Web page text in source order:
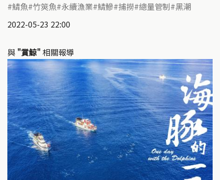
鯖魚 竹筴魚 永續漁業 鯖鰺 捕撈 總量管制 黑潮
2022-05-23 22:00
與 "賞鯨" 相關報導